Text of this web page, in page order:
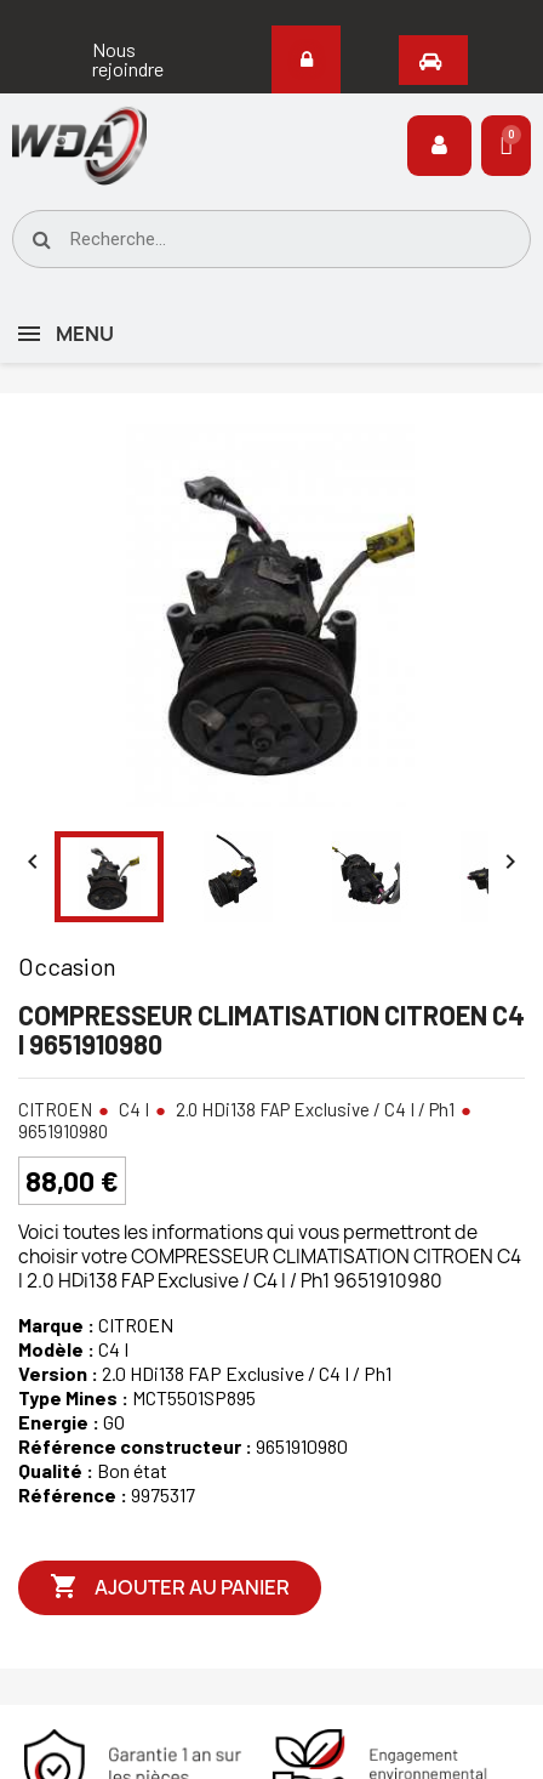
Nous
rejoindre
MENU
 
Occasion
COMPRESSEUR CLIMATISATION CITROEN C4
I 9651910980
CITROEN C4 I
2.0 HDi138 FAP Exclusive / C4 I / Ph1
9651910980
88,00 €
Voici toutes les informations qui vous permettront de
choisir votre COMPRESSEUR CLIMATISATION CITROEN C4
I 2.0 HDi138 FAP Exclusive / C4 I / Ph1 9651910980
Marque : CITROEN
Modèle : C4 I
Version : 2.0 HDi138 FAP Exclusive / C4 I / Ph1
Type Mines : MCT5501SP895
Energie : GO
Référence constructeur : 9651910980
Qualité : Bon état
Référence : 9975317
 AJOUTER AU PANIER